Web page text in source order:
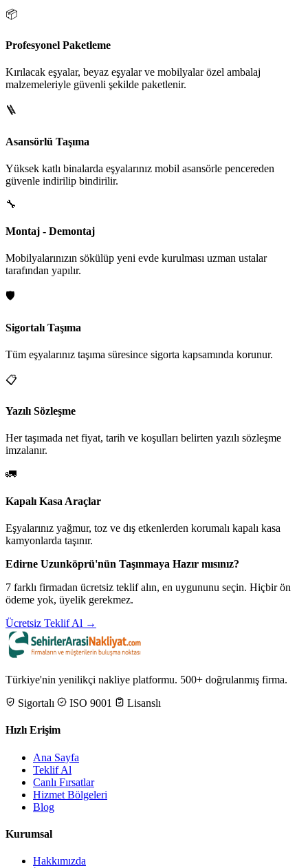
📦
Profesyonel Paketleme
Kırılacak eşyalar, beyaz eşyalar ve mobilyalar özel ambalaj
malzemeleriyle güvenli şekilde paketlenir.
🪜
Asansörlü Taşıma
Yüksek katlı binalarda eşyalarınız mobil asansörle pencereden
güvenle indirilip bindirilir.
🔧
Montaj - Demontaj
Mobilyalarınızın sökülüp yeni evde kurulması uzman ustalar
tarafından yapılır.
🛡️
Sigortalı Taşıma
Tüm eşyalarınız taşıma süresince sigorta kapsamında korunur.
📋
Yazılı Sözleşme
Her taşımada net fiyat, tarih ve koşulları belirten yazılı sözleşme
imzalanır.
🚛
Kapalı Kasa Araçlar
Eşyalarınız yağmur, toz ve dış etkenlerden korumalı kapalı kasa
kamyonlarda taşınır.
Edirne Uzunköprü'nün Taşınmaya Hazır mısınız?
7 farklı firmadan ücretsiz teklif alın, en uygununu seçin. Hiçbir ön
ödeme yok, üyelik gerekmez.
Ücretsiz Teklif Al →
Türkiye'nin yenilikçi nakliye platformu. 500+ doğrulanmış firma.
Sigortalı
ISO 9001 Lisanslı
Hızlı Erişim
Ana Sayfa
Teklif Al
Canlı Fırsatlar
Hizmet Bölgeleri
Blog
Kurumsal
Hakkımızda